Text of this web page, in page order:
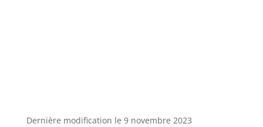
Dernière modification le 9 novembre 2023